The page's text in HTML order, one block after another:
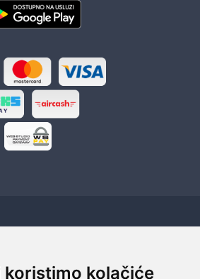
koristimo kolačiće
dostava
kod vas